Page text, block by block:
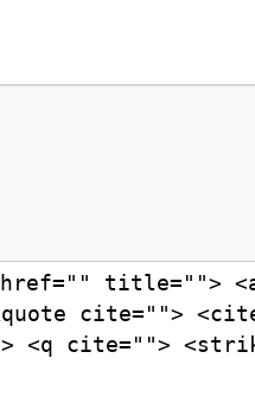
title="">
cite="">
<q cite="">